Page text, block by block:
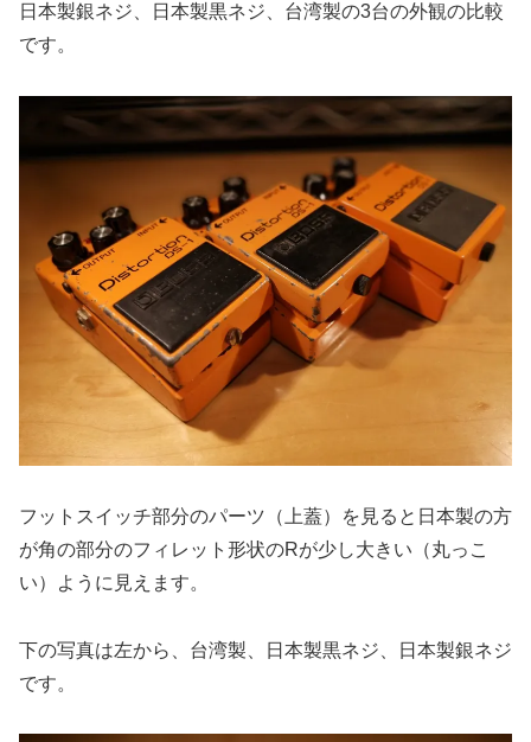
日本製銀ネジ、日本製黒ネジ、台湾製の3台の外観の比較
です。
フットスイッチ部分のパーツ（上蓋）を見ると日本製の方
が角の部分のフィレット形状のRが少し大きい（丸っこ
い）ように見えます。
下の写真は左から、台湾製、日本製黒ネジ、日本製銀ネジ
です。